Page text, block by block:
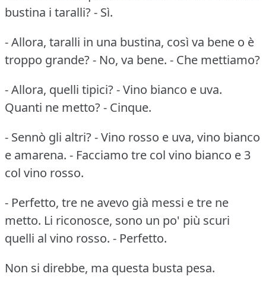
bustina i taralli? - Sì.
- Allora, taralli in una bustina, così va bene o è
troppo grande? - No, va bene. - Che mettiamo?
- Allora, quelli tipici? - Vino bianco e uva.
Quanti ne metto? - Cinque.
- Sennò gli altri? - Vino rosso e uva, vino bianco
e amarena. - Facciamo tre col vino bianco e 3
col vino rosso.
- Perfetto, tre ne avevo già messi e tre ne
metto. Li riconosce, sono un po' più scuri
quelli al vino rosso. - Perfetto.
Non si direbbe, ma questa busta pesa.